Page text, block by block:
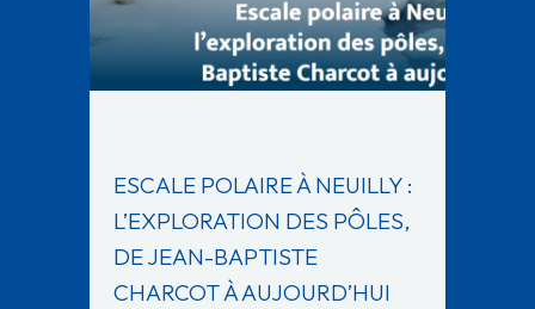
ESCALE POLAIRE À NEUILLY :
L’EXPLORATION DES PÔLES,
DE JEAN-BAPTISTE
CHARCOT À AUJOURD’HUI